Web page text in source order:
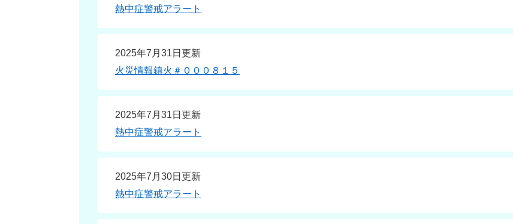
熱中症警戒アラート
2025年7月31日更新
火災情報鎮火＃０００８１５
2025年7月31日更新
熱中症警戒アラート
2025年7月30日更新
熱中症警戒アラート